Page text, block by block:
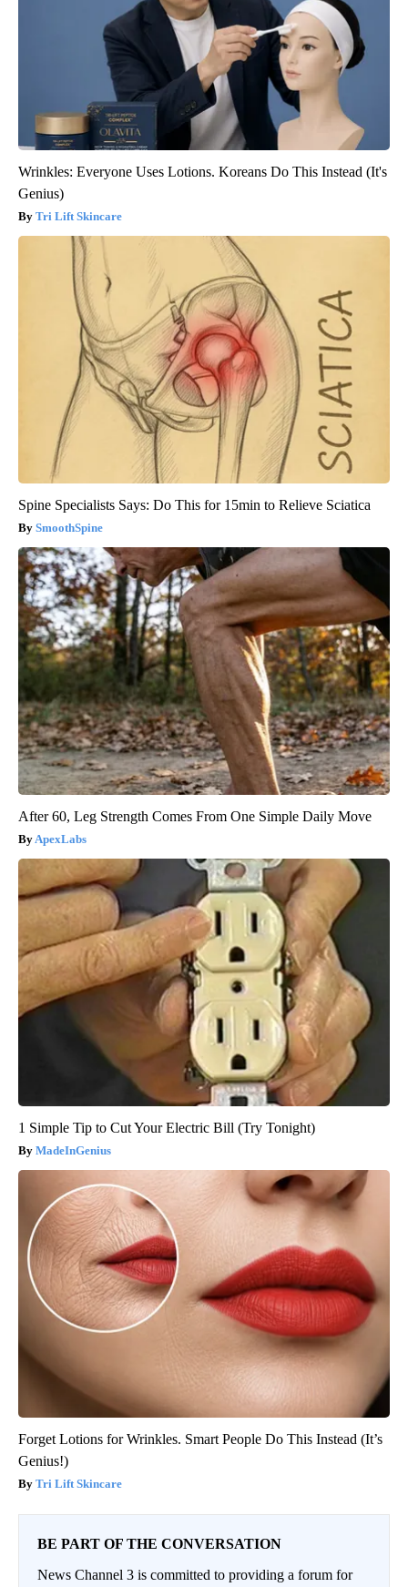
Wrinkles: Everyone Uses Lotions. Koreans Do This Instead (It's
Genius)
Tri Lift Skincare
Spine Specialists Says: Do This for 15min to Relieve Sciatica
SmoothSpine
After 60, Leg Strength Comes From One Simple Daily Move
ApexLabs
1 Simple Tip to Cut Your Electric Bill (Try Tonight)
MadeInGenius
Forget Lotions for Wrinkles. Smart People Do This Instead (It’s
Genius!)
Tri Lift Skincare
BE PART OF THE CONVERSATION
News Channel 3 is committed to providing a forum for